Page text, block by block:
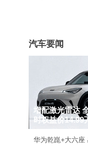
汽车要闻
增配激光雷达
时权益价14.99
华为乾崑+大六座